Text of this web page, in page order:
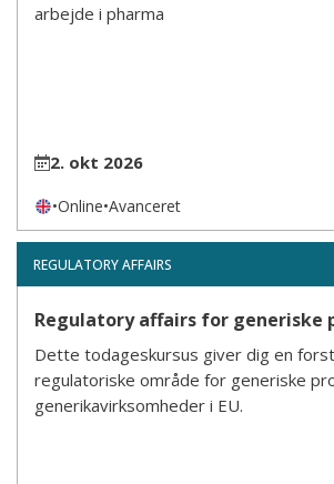
arbejde i pharma
2. okt 2026
•Online•Avanceret
REGULATORY AFFAIRS
Regulatory affairs for generiske
Dette todageskursus giver dig en
regulatoriske område for generiske
generikavirksomheder i EU.